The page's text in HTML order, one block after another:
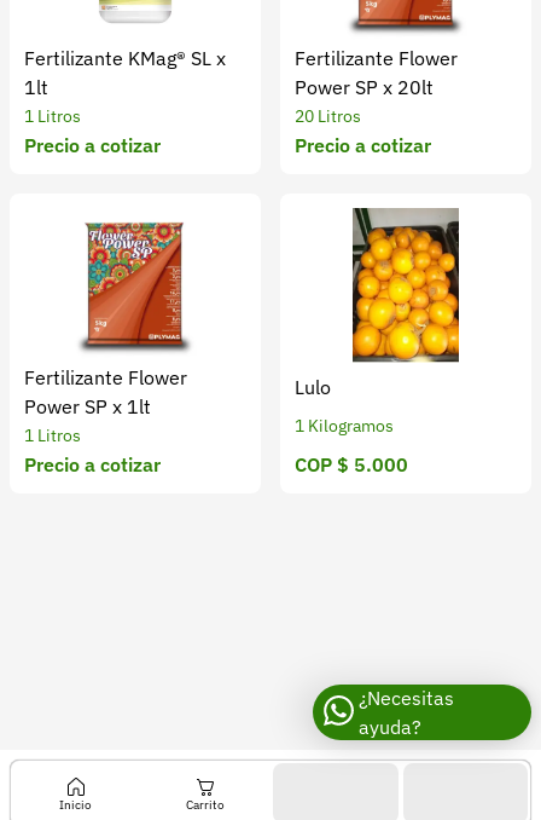
Fertilizante KMag® SL x
1lt
1 Litros
Precio a cotizar
Fertilizante Flower
Power SP x 20lt
20 Litros
Precio a cotizar
Fertilizante Flower
Power SP x 1lt
1 Litros
Precio a cotizar
Lulo
1 Kilogramos
COP $ 5.000
Inicio Carrito
¿Necesitas
ayuda?